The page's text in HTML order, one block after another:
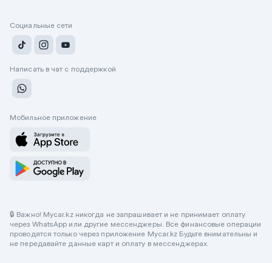
Социальные сети
Написать в чат с поддержкой
Мобильное приложение
🔒 Важно! Mycar.kz никогда не запрашивает и не принимает оплату
через WhatsApp или другие мессенджеры. Все финансовые операции
проводятся только через приложение Mycar.kz Будьте внимательны и
не передавайте данные карт и оплату в мессенджерах.